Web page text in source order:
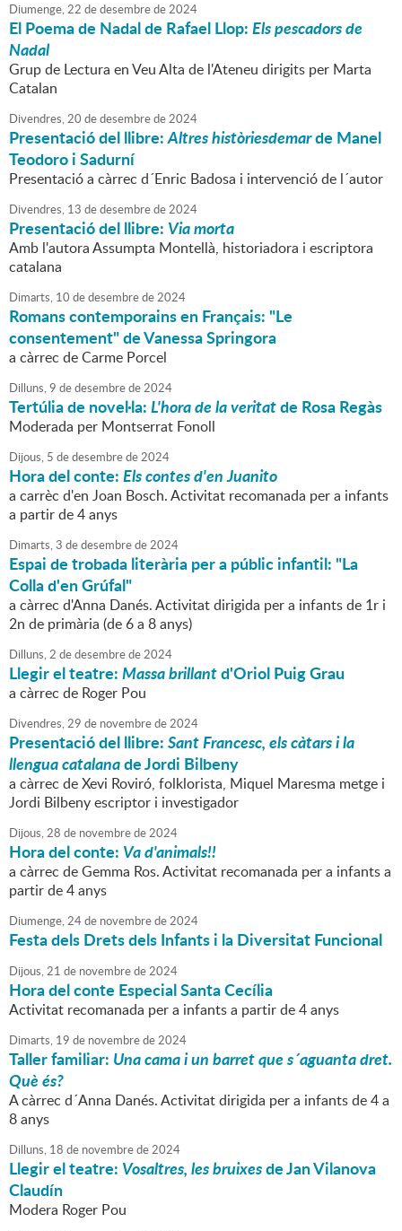
Diumenge,22 dedesembrede2024
El Poema de Nadal de Rafael Llop:Els pescadors de
Nadal
Grup de Lectura en Veu Alta de l'Ateneu dirigits per Marta
Catalan
Divendres,20 dedesembrede2024
Presentació del llibre:Altres històriesdemarde Manel
Teodoro i Sadurní
Presentació a càrrec d´Enric Badosa i intervenció de l´autor
Divendres, 13 dedesembrede2024
Presentació del llibre: Via morta
Amb l'autora Assumpta Montellà, historiadora i escriptora
catalana
Dimarts, 10 dedesembrede2024
Romans contemporains en Français: "Le
consentement" de Vanessa Springora
a càrrec de Carme Porcel
Dilluns,9 dedesembrede2024
Tertúlia de novel·la:L'hora de la veritatde Rosa Regàs
Moderada per Montserrat Fonoll
Dijous, 5 dedesembrede2024
Hora del conte:Els contes d'en Juanito
a carrèc d'en Joan Bosch. Activitat recomanada per a infants
a partir de 4 anys
Dimarts,3 dedesembrede2024
Espai de trobada literària per a públic infantil: "La
Colla d'en Grúfal"
a càrrec d'Anna Danés. Activitat dirigida per a infants de 1r i
2n de primària (de 6 a 8 anys)
Dilluns,2 dedesembrede2024
Llegir el teatre:Massa brillantd'Oriol Puig Grau
a càrrec de Roger Pou
Divendres,29 de novembrede2024
Presentació del llibre:Sant Francesc, els càtars i la
llengua catalanade Jordi Bilbeny
a càrrec de Xevi Roviró, folklorista, Miquel Maresma metge i
Jordi Bilbeny escriptor i investigador
Dijous,28 de novembrede2024
Hora del conte: Va d'animals!!
a càrrec de Gemma Ros. Activitat recomanada per a infants a
partir de 4 anys
Diumenge,24de novembrede2024
Festa dels Drets dels Infants i la Diversitat Funcional
Dijous,21 de novembrede2024
Hora del conte Especial Santa Cecília
Activitat recomanada per a infants a partir de 4 anys
Dimarts, 19 de novembrede2024
Taller familiar: Una cama i un barret que s´aguanta dret.
Què és?
A càrrec d´Anna Danés. Activitat dirigida per a infants de 4 a
8 anys
Dilluns, 18 de novembrede2024
Llegir el teatre: Vosaltres, les bruixesde Jan Vilanova
Claudín
Modera Roger Pou